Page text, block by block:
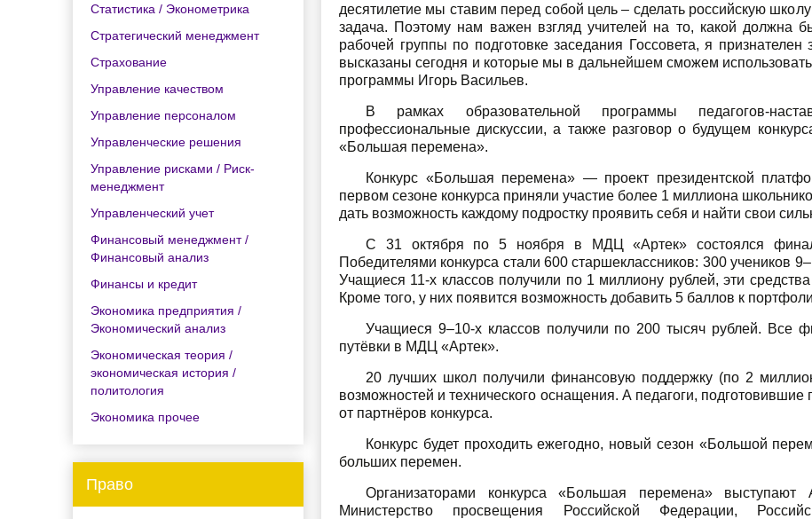
Статистика / Эконометрика
Стратегический менеджмент
Страхование
Управление качеством
Управление персоналом
Управленческие решения
Управление рисками / Риск-
менеджмент
Управленческий учет
Финансовый менеджмент /
Финансовый анализ
Финансы и кредит
Экономика предприятия /
Экономический анализ
Экономическая теория /
экономическая история /
политология
Экономика прочее
Право
десятилетие мы ставим перед собой цель – сделать российскую
задача. Поэтому нам важен взгляд учителей на то, какой должна
рабочей группы по подготовке заседания Госсовета, я
высказаны сегодня и которые мы в дальнейшем сможем
программы Игорь Васильев.
В рамках образовательной программы педагогов-
профессиональные дискуссии, а также разговор о будущем
«Большая перемена».
Конкурс «Большая перемена» — проект президентской
первом сезоне конкурса приняли участие более 1 миллиона
дать возможность каждому подростку проявить себя и найти свои
С 31 октября по 5 ноября в МДЦ «Артек» состоялся
Победителями конкурса стали 600 старшеклассников: 300 учеников
Учащиеся 11-х классов получили по 1 миллиону рублей, эти
Кроме того, у них появится возможность добавить 5 баллов к
Учащиеся 9–10-х классов получили по 200 тысяч рублей. Все
путёвки в МДЦ «Артек».
20 лучших школ получили финансовую поддержку (по 2
возможностей и технического оснащения. А педагоги,
от партнёров конкурса.
Конкурс будет проходить ежегодно, новый сезон «Большой
больших перемен.
Организаторами конкурса «Большая перемена»
Министерство просвещения Российской Федерации,